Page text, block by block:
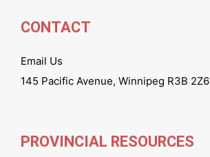
CONTACT
Email Us
145 Pacific Avenue, Winnipeg R3B 2Z6
PROVINCIAL RESOURCES